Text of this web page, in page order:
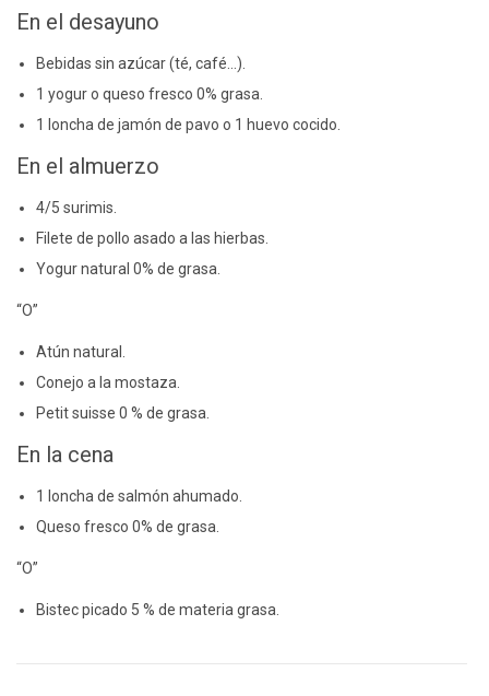
En el desayuno
Bebidas sin azúcar (té, café…).
1 yogur o queso fresco 0% grasa.
1 loncha de jamón de pavo o 1 huevo cocido.
En el almuerzo
4/5 surimis.
Filete de pollo asado a las hierbas.
Yogur natural 0% de grasa.
“O”
Atún natural.
Conejo a la mostaza.
Petit suisse 0 % de grasa.
En la cena
1 loncha de salmón ahumado.
Queso fresco 0% de grasa.
“O”
Bistec picado 5 % de materia grasa.